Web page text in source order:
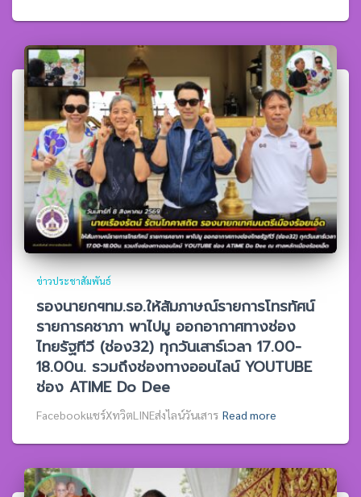
ข่าวประชาสัมพันธ์
รองนายกฯทม.รอ.ให้สัมภาษณ์รายการโทรทัศน์
รายการคชาภา พาไปมู ออกอากาศทางช่อง
ไทยรัฐทีวี (ช่อง32) ทุกวันเสาร์เวลา 17.00-
18.00น. รวมถึงช่องทางออนไลน์ YOUTUBE
ช่อง ATIME Do Dee
Facebookแชร์XทวิตLINEส่งไลน์วันเสาร Read more